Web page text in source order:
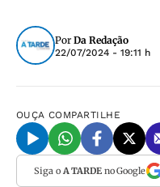
Por Da Redação
22/07/2024 - 19:11 h
OUÇA COMPARTILHE
Siga o A TARDEno Google